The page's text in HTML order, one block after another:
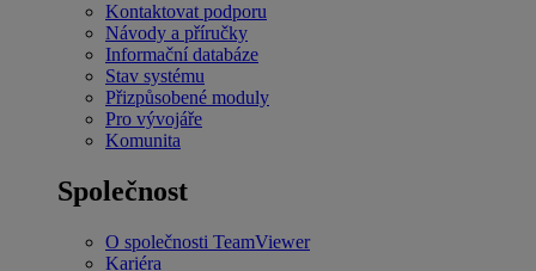
Kontaktovat podporu
Návody a příručky
Informační databáze
Stav systému
Přizpůsobené moduly
Pro vývojáře
Komunita
Společnost
O společnosti TeamViewer
Kariéra